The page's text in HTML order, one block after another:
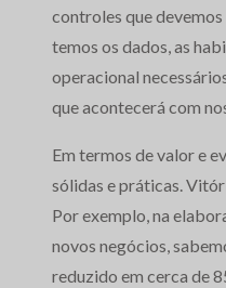
controles que
temos os dados, as
operacional
que acontecerá com
Em termos de valor e
sólidas e práticas.
Por exemplo, na
novos negócios,
reduzido em cerca de